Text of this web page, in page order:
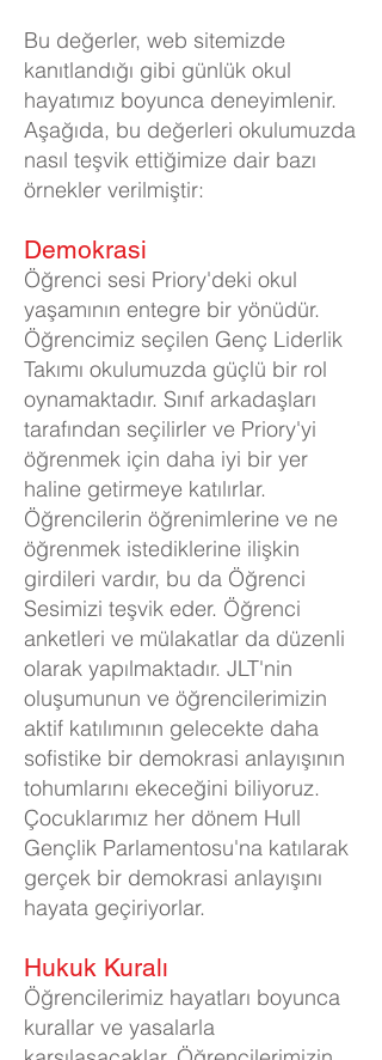
Bu değerler, web sitemizde
kanıtlandığı gibi günlük okul
hayatımız boyunca deneyimlenir.
Aşağıda, bu değerleri okulumuzda
nasıl teşvik ettiğimize dair bazı
örnekler verilmiştir:
Demokrasi
Öğrenci sesi Priory'deki okul
yaşamının entegre bir yönüdür.
Öğrencimiz seçilen Genç Liderlik
Takımı okulumuzda güçlü bir rol
oynamaktadır. Sınıf arkadaşları
tarafından seçilirler ve Priory'yi
öğrenmek için daha iyi bir yer
haline getirmeye katılırlar.
Öğrencilerin öğrenimlerine ve ne
öğrenmek istediklerine ilişkin
girdileri vardır, bu da Öğrenci
Sesimizi teşvik eder. Öğrenci
anketleri ve mülakatlar da düzenli
olarak yapılmaktadır. JLT'nin
oluşumunun ve öğrencilerimizin
aktif katılımının gelecekte daha
sofistike bir demokrasi anlayışının
tohumlarını ekeceğini biliyoruz.
Çocuklarımız her dönem Hull
Gençlik Parlamentosu'na katılarak
gerçek bir demokrasi anlayışını
hayata geçiriyorlar.
Hukuk Kuralı
Öğrencilerimiz hayatları boyunca
kurallar ve yasalarla